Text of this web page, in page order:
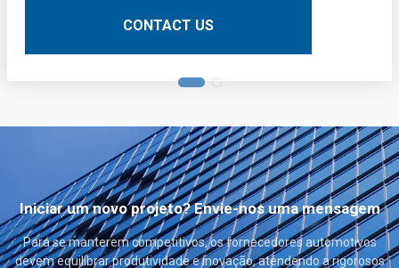
técnica detalhada:CONTACT US
Iniciar um novo projeto? Envie-nos uma mensagem
Para se manterem competitivos, os fornecedores automotivos
devem equilibrar produtividade e inovação, atendendo a rigorosos